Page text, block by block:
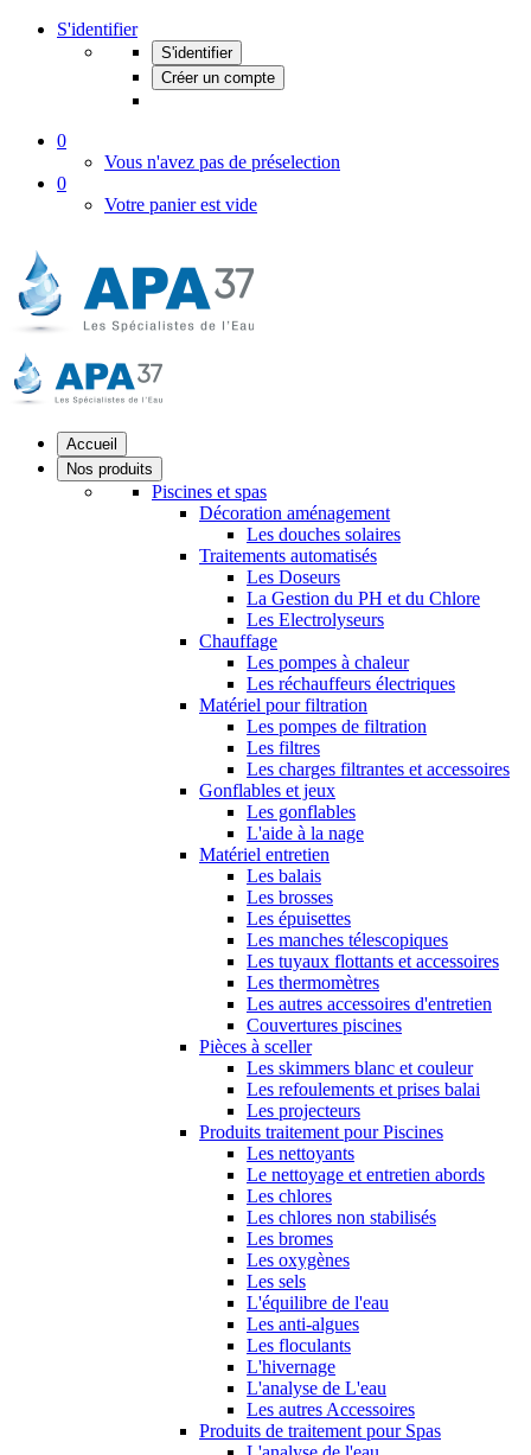
S'identifier
S'identifier
Créer un compte
0
Vous n'avez pas de préselection
0
Votre panier est vide
Accueil
Nos produits
Piscines et spas
Décoration aménagement
Les douches solaires
Traitements automatisés
Les Doseurs
La Gestion du PH et du Chlore
Les Electrolyseurs
Chauffage
Les pompes à chaleur
Les réchauffeurs électriques
Matériel pour filtration
Les pompes de filtration
Les filtres
Les charges filtrantes et accessoires
Gonflables et jeux
Les gonflables
L'aide à la nage
Matériel entretien
Les balais
Les brosses
Les épuisettes
Les manches télescopiques
Les tuyaux flottants et accessoires
Les thermomètres
Les autres accessoires d'entretien
Couvertures piscines
Pièces à sceller
Les skimmers blanc et couleur
Les refoulements et prises balai
Les projecteurs
Produits traitement pour Piscines
Les nettoyants
Le nettoyage et entretien abords
Les chlores
Les chlores non stabilisés
Les bromes
Les oxygènes
Les sels
L'équilibre de l'eau
Les anti-algues
Les floculants
L'hivernage
L'analyse de L'eau
Les autres Accessoires
Produits de traitement pour Spas